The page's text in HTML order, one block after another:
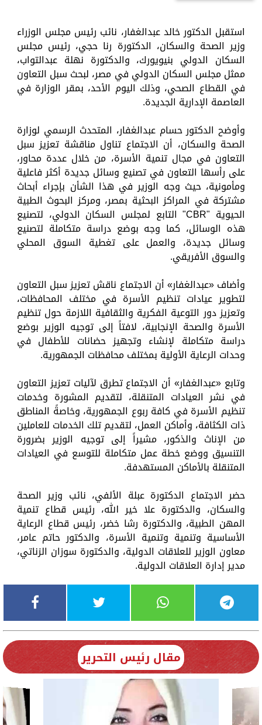
استقبل الدكتور خالد عبدالغفار، نائب رئيس مجلس الوزراء
وزير الصحة والسكان، الدكتورة رنا حجي، رئيس مجلس
السكان الدولي بنيويورك، والدكتورة نهلة عبدالتواب،
ممثل مجلس السكان الدولي في مصر، لبحث سبل التعاون
في القطاع الصحي، وذلك اليوم الأحد، بمقر الوزارة في
العاصمة الإدارية الجديدة.
وأوضح الدكتور حسام عبدالغفار، المتحدث الرسمي لوزارة
الصحة والسكان، أن الاجتماع تناول مناقشة تعزيز سبل
التعاون في مجال تنمية الأسرة، من خلال عددة محاور،
على رأسها التعاون في تصنيع وسائل جديدة أكثر فاعلية
ومأمونية، حيث وجه الوزير في هذا الشأن بإجراء أبحاث
مشتركة في المراكز البحثية بمصر، ومركز البحوث الطبية
الحيوية "CBR" التابع لمجلس السكان الدولي، لتصنيع
هذه الوسائل، كما وجه بوضع دراسة متكاملة لتصنيع
وسائل جديدة، والعمل على تغطية السوق المحلي
والسوق الأفريقي.
وأضاف «عبدالغفار» أن الاجتماع ناقش تعزيز سبل التعاون
لتطوير عيادات تنظيم الأسرة في مختلف المحافظات،
وتعزيز دور التوعية الفكرية والثقافية اللازمة حول تنظيم
الأسرة والصحة الإنجابية، لافتاً إلى توجيه الوزير بوضع
دراسة متكاملة لإنشاء وتجهيز حضانات للأطفال في
وحدات الرعاية الأولية بمختلف محافظات الجمهورية.
وتابع «عبدالغفار» أن الاجتماع تطرق لآليات تعزيز التعاون
في نشر العيادات المتنقلة، لتقديم المشورة وخدمات
تنظيم الأسرة في كافة ربوع الجمهورية، وخاصةً المناطق
ذات الكثافة، وأماكن العمل، لتقديم تلك الخدمات للعاملين
من الإناث والذكور، مشيراً إلى توجيه الوزير بضرورة
التنسيق ووضع خطة عمل متكاملة للتوسع في العيادات
المتنقلة بالأماكن المستهدفة.
حضر الاجتماع الدكتورة عبلة الألفي، نائب وزير الصحة
والسكان، والدكتورة علا خير الله، رئيس قطاع تنمية
المهن الطبية، والدكتورة رشا خضر، رئيس قطاع الرعاية
الأساسية وتنمية وتنمية الأسرة، والدكتور حاتم عامر،
معاون الوزير للعلاقات الدولية، والدكتورة سوزان الزناتي،
مدير إدارة العلاقات الدولية.
مقال رئيس التحرير